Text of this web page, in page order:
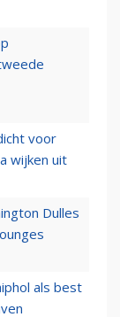
voor
wijken uit
Dulles
als best